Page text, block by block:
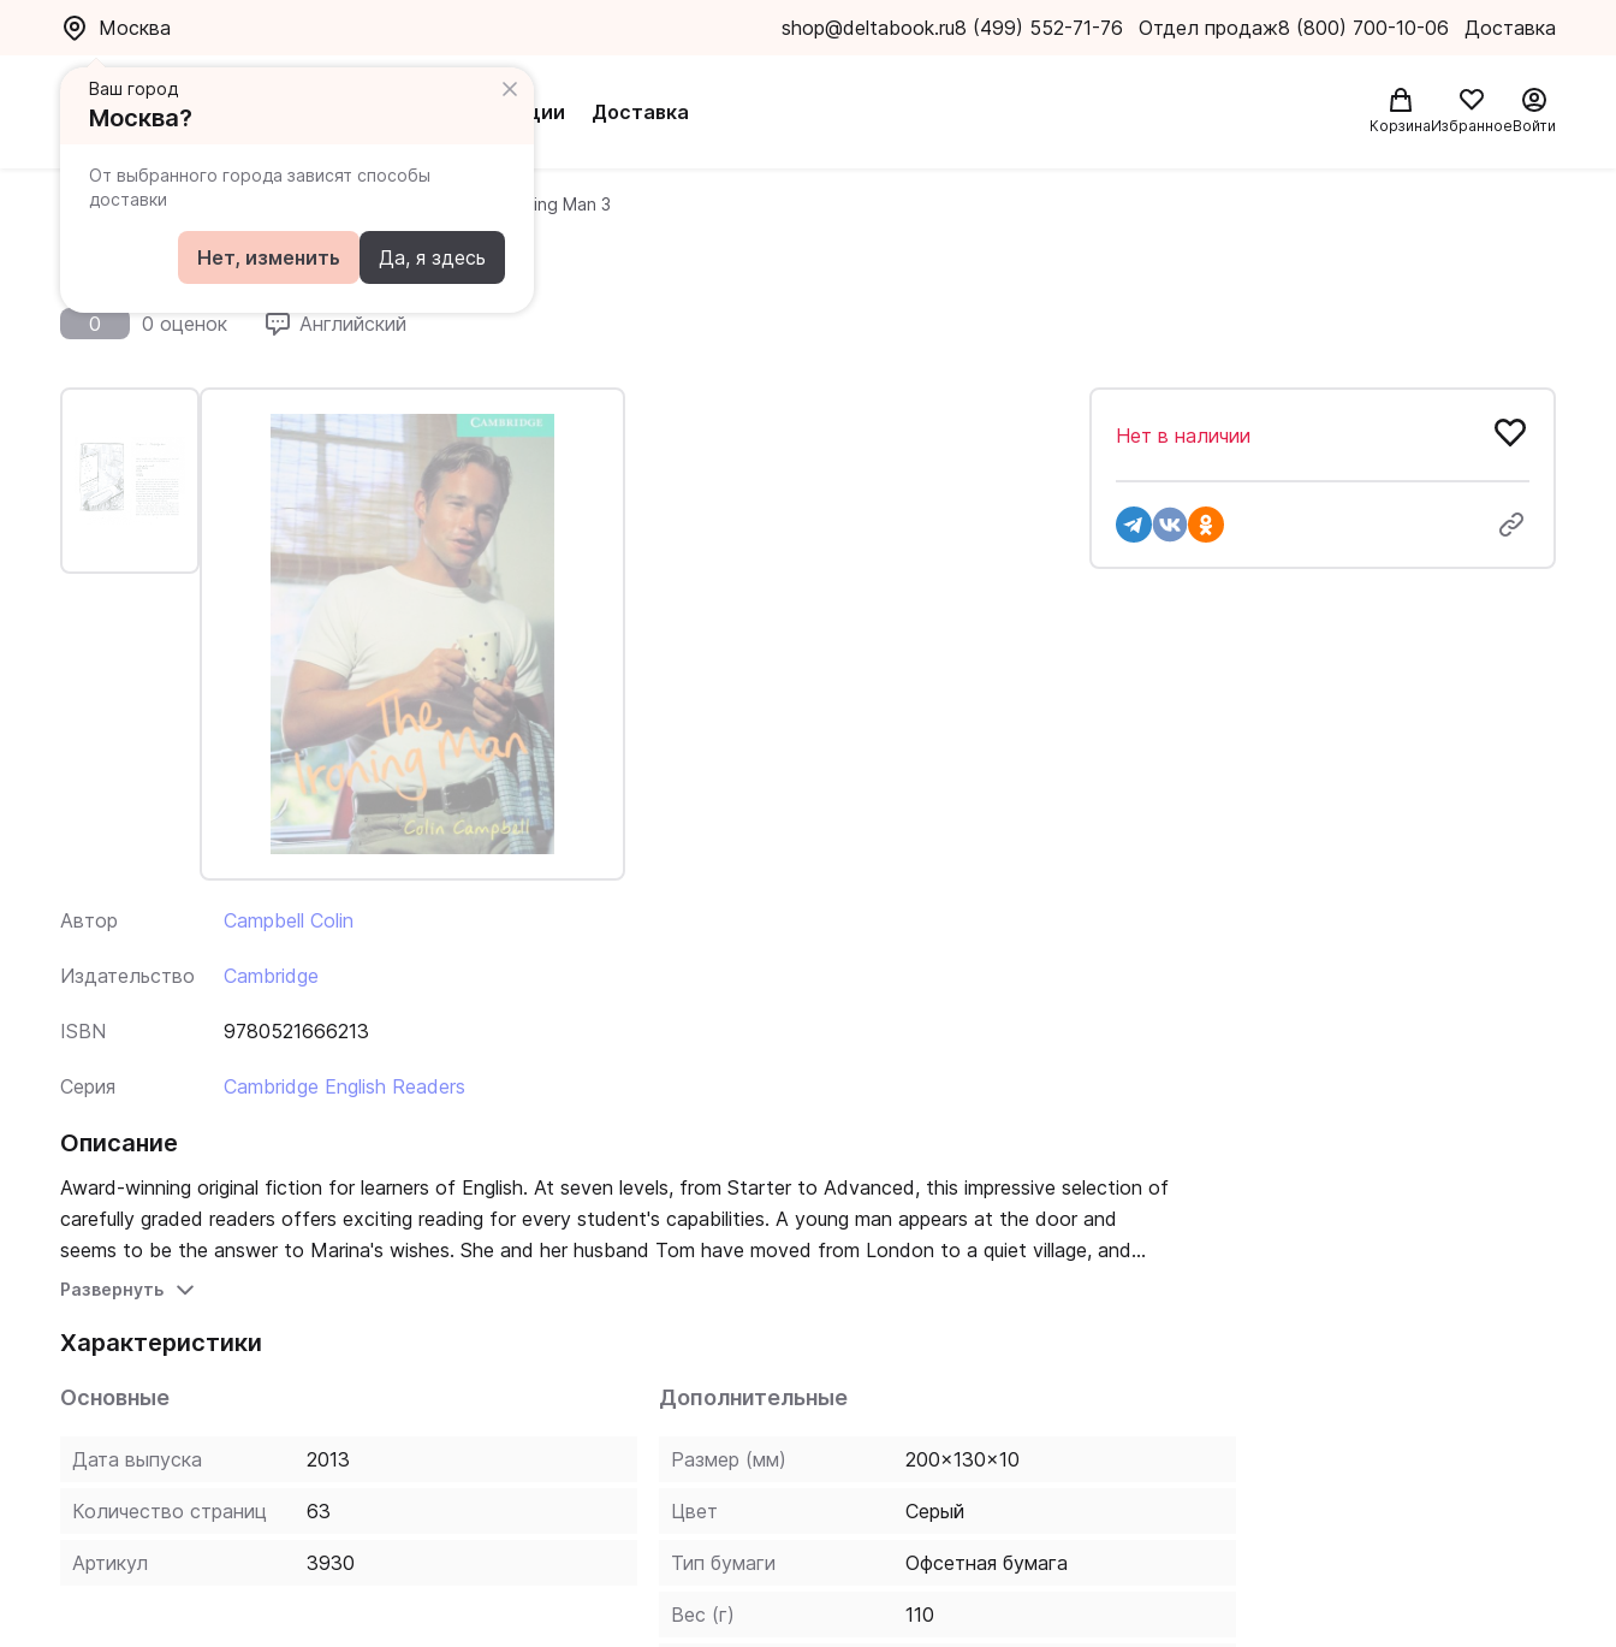
Москва shop@deltabook.ru8 (499) 552-71-76 Отдел продаж8 (800) 700-10-06 Доставка
Акции Доставка
КорзинаИзбранноеВойти
Ваш город
Москва?
От выбранного города зависят способы
доставки
Нет, изменить Да, я здесь
Главная Каталог Ironing Man 3
Ironing Man 3
0 0 оценок Английский
Автор Campbell Colin
Издательство Cambridge
ISBN 9780521666213
Серия Cambridge English Readers
Нет в наличии
Описание
Award-winning original fiction for learners of English. At seven levels, from Starter to Advanced, this impressive selection of
carefully graded readers offers exciting reading for every student's capabilities. A young man appears at the door and
seems to be the answer to Marina's wishes. She and her husband Tom have moved from London to a quiet village, and
Marina is bored with her life, as it seems she does nothing but housework. One day she wishes for somebody to help with
just how important Marina is to him. Paperback-only version. Also available with Audio CDs including complete text
Развернуть
Характеристики
Основные
Дата выпуска 2013
Количество страниц 63
Артикул 3930
Дополнительные
Размер (мм) 200x130x10
Цвет Серый
Тип бумаги Офсетная бумага
Вес (г) 110